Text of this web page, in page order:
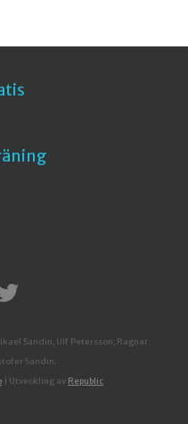
Sandin, Ulf Petersson, Ragnar
Sandin.
| Utveckling av Republic